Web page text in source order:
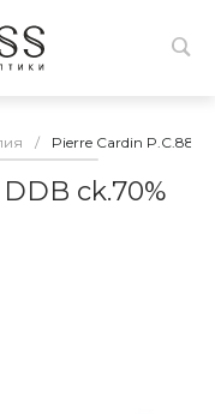
/ Pierre Cardin
ck.70%